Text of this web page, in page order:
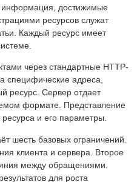
информация, достижимые
ресурсов служат
Каждый ресурс имеет
через стандартные HTTP-
специфические адреса,
ресурс. Сервер отдает
формате. Представление
и его параметры.
шесть базовых ограничений.
клиента и сервера. Второе
между обращениями.
для роста